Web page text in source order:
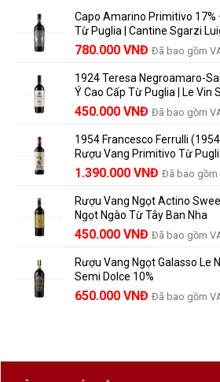
lựa
chọn
đáng
nhãn
rượu
vang
và
những
người
vang
nên
biết
Được
Bao
Lâu?
Hướng
Lưu
Trữ
Và
Thành
Capo Amarino Primitivo
Từ Puglia | Cantine Sgarzi
Giá
là:
858.000 VNĐ.
780.000 VNĐ Giá
tại
là:
780.000
Đã bao gồm
1924 Teresa Negroamaro-
Ý Cao Cấp Từ Puglia | Le Vin
Giá
là:
495.000 VNĐ.
450.000 VNĐ Giá
tại
là:
450.000
Đã bao gồm
1954 Francesco Ferrulli
Rượu Vang Primitivo Từ
Giá
là:
1.529.000 VNĐ.
1.390.000 VNĐ Giá
tại
là:
1.390.000
Đã bao gồm
Rượu Vang Ngọt Actino
Ngọt Ngào Từ Tây Ban Nha
450.000 VNĐ Đã bao gồm
Rượu Vang Ngọt Galasso Le
Semi Dolce 10%
650.000 VNĐ Đã bao gồm